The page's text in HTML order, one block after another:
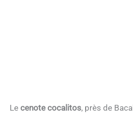
Le cenote cocalitos, près de